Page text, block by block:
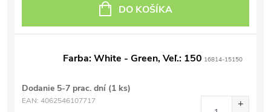
DO KOŠÍKA
Farba: White - Green, Veľ.: 150 16814-15150
Dodanie 5-7 prac. dní (1 ks)
EAN: 4062546107717